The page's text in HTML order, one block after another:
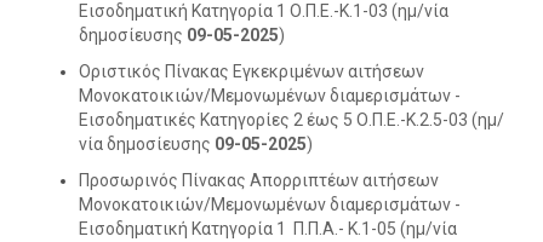
Εισοδηματική Κατηγορία 1 Ο.Π.Ε.-Κ.1-03 (ημ/νία
δημοσίευσης 09-05-2025)
Οριστικός Πίνακας Εγκεκριμένων αιτήσεων
Μονοκατοικιών/Μεμονωμένων διαμερισμάτων -
Εισοδηματικές Κατηγορίες 2 έως 5 Ο.Π.Ε.-Κ.2.5-03 (ημ/
νία δημοσίευσης 09-05-2025)
Προσωρινός Πίνακας Απορριπτέων αιτήσεων
Μονοκατοικιών/Μεμονωμένων διαμερισμάτων -
Εισοδηματική Κατηγορία 1 Π.Π.Α.- Κ.1-05 (ημ/νία